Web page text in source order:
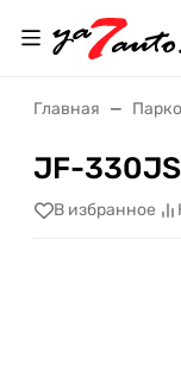
Главная
JF-330JS
В избранное